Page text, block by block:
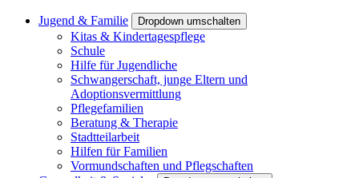
Jugend & Familie Dropdown umschalten
Kitas & Kindertagespflege
Schule
Hilfe für Jugendliche
Schwangerschaft, junge Eltern und
Adoptionsvermittlung
Pflegefamilien
Beratung & Therapie
Stadtteilarbeit
Hilfen für Familien
Vormundschaften und Pflegschaften